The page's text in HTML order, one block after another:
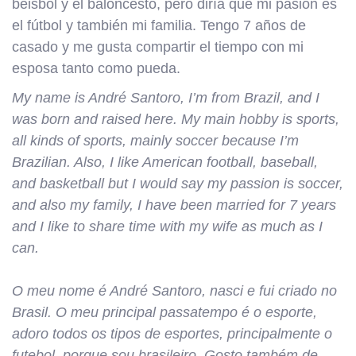
béisbol y el baloncesto, pero diría que mi pasión es
el fútbol y también mi familia. Tengo 7 años de
casado y me gusta compartir el tiempo con mi
esposa tanto como pueda.
My name is André Santoro, I’m from Brazil, and I
was born and raised here. My main hobby is sports,
all kinds of sports, mainly soccer because I’m
Brazilian. Also, I like American football, baseball,
and basketball but I would say my passion is soccer,
and also my family, I have been married for 7 years
and I like to share time with my wife as much as I
can.
O meu nome é André Santoro, nasci e fui criado no
Brasil. O meu principal passatempo é o esporte,
adoro todos os tipos de esportes, principalmente o